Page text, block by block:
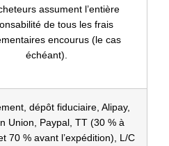
assument l’entière
de tous les frais
encourus (le cas
échéant).
dépôt fiduciaire, Alipay,
Union, Paypal, TT (30 % à
70 % avant l’expédition), L/C